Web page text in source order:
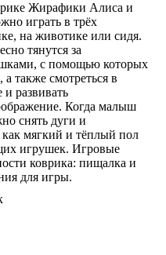
Жирафики Алиса и
играть в трёх
на животике или сидя.
тянутся за
с помощью которых
а также смотреться в
и развивать
Когда малыш
снять дуги и
как мягкий и тёплый пол
игрушек. Игровые
коврика: пищалка и
для игры.